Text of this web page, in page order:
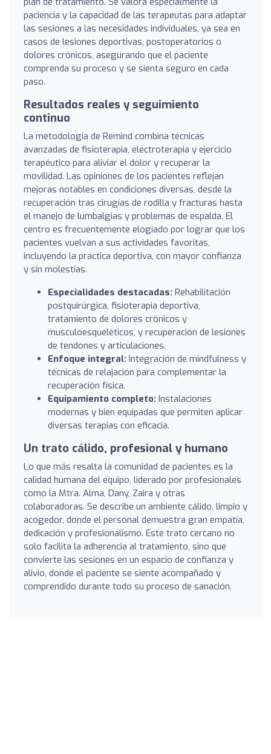
paciencia y la capacidad de las terapeutas para adaptar
las sesiones a las necesidades individuales, ya sea en
casos de lesiones deportivas, postoperatorios o
dolores crónicos, asegurando que el paciente
comprenda su proceso y se sienta seguro en cada
paso.
Resultados reales y seguimiento
continuo
La metodología de Remind combina técnicas
avanzadas de fisioterapia, electroterapia y ejercicio
terapéutico para aliviar el dolor y recuperar la
movilidad. Las opiniones de los pacientes reflejan
mejoras notables en condiciones diversas, desde la
recuperación tras cirugías de rodilla y fracturas hasta
el manejo de lumbalgias y problemas de espalda. El
centro es frecuentemente elogiado por lograr que los
pacientes vuelvan a sus actividades favoritas,
incluyendo la práctica deportiva, con mayor confianza
y sin molestias.
Especialidades destacadas: Rehabilitación
postquirúrgica, fisioterapia deportiva,
tratamiento de dolores crónicos y
musculoesqueléticos, y recuperación de lesiones
de tendones y articulaciones.
Enfoque integral: Integración de mindfulness y
técnicas de relajación para complementar la
recuperación física.
Equipamiento completo: Instalaciones
modernas y bien equipadas que permiten aplicar
diversas terapias con eficacia.
Un trato cálido, profesional y humano
Lo que más resalta la comunidad de pacientes es la
calidad humana del equipo, liderado por profesionales
como la Mtra. Alma, Dany, Zaira y otras
colaboradoras. Se describe un ambiente cálido, limpio y
acogedor, donde el personal demuestra gran empatía,
dedicación y profesionalismo. Este trato cercano no
solo facilita la adherencia al tratamiento, sino que
convierte las sesiones en un espacio de confianza y
alivio, donde el paciente se siente acompañado y
comprendido durante todo su proceso de sanación.